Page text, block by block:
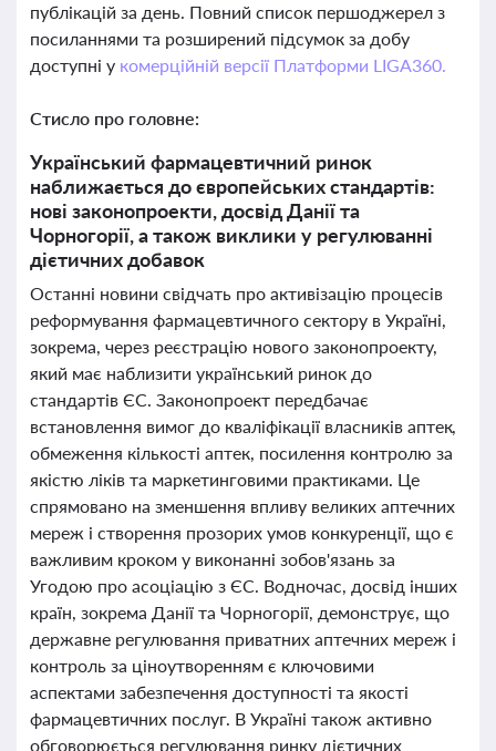
публікацій за день. Повний список першоджерел з
посиланнями та розширений підсумок за добу
доступні у комерційній версії Платформи LIGA360.
Стисло про головне:
Український фармацевтичний ринок
наближається до європейських стандартів:
нові законопроекти, досвід Данії та
Чорногорії, а також виклики у регулюванні
дієтичних добавок
Останні новини свідчать про активізацію процесів
реформування фармацевтичного сектору в Україні,
зокрема, через реєстрацію нового законопроекту,
який має наблизити український ринок до
стандартів ЄС. Законопроект передбачає
встановлення вимог до кваліфікації власників аптек,
обмеження кількості аптек, посилення контролю за
якістю ліків та маркетинговими практиками. Це
спрямовано на зменшення впливу великих аптечних
мереж і створення прозорих умов конкуренції, що є
важливим кроком у виконанні зобов'язань за
Угодою про асоціацію з ЄС. Водночас, досвід інших
країн, зокрема Данії та Чорногорії, демонструє, що
державне регулювання приватних аптечних мереж і
контроль за ціноутворенням є ключовими
аспектами забезпечення доступності та якості
фармацевтичних послуг. В Україні також активно
обговорюється регулювання ринку дієтичних